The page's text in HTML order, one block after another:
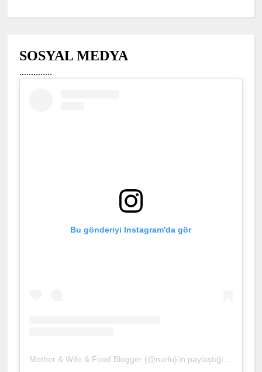
SOSYAL MEDYA
..............
Bu gönderiyi Instagram'da gör